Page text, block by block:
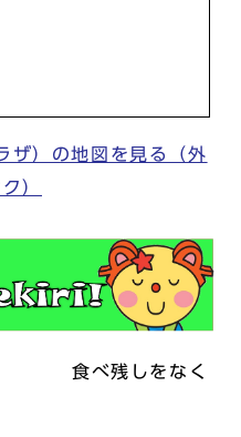
ザ）の地図を見る（外
）
をなく